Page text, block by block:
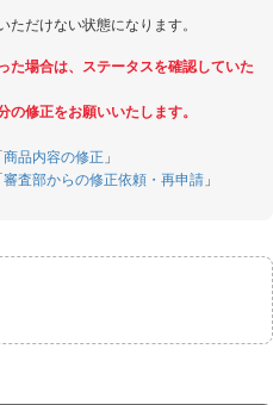
だけない状態になります。
た場合は、ステータスを確認していた
修正をお願いいたします。
商品内容の修正 」
審査部からの修正依頼・再申請 」